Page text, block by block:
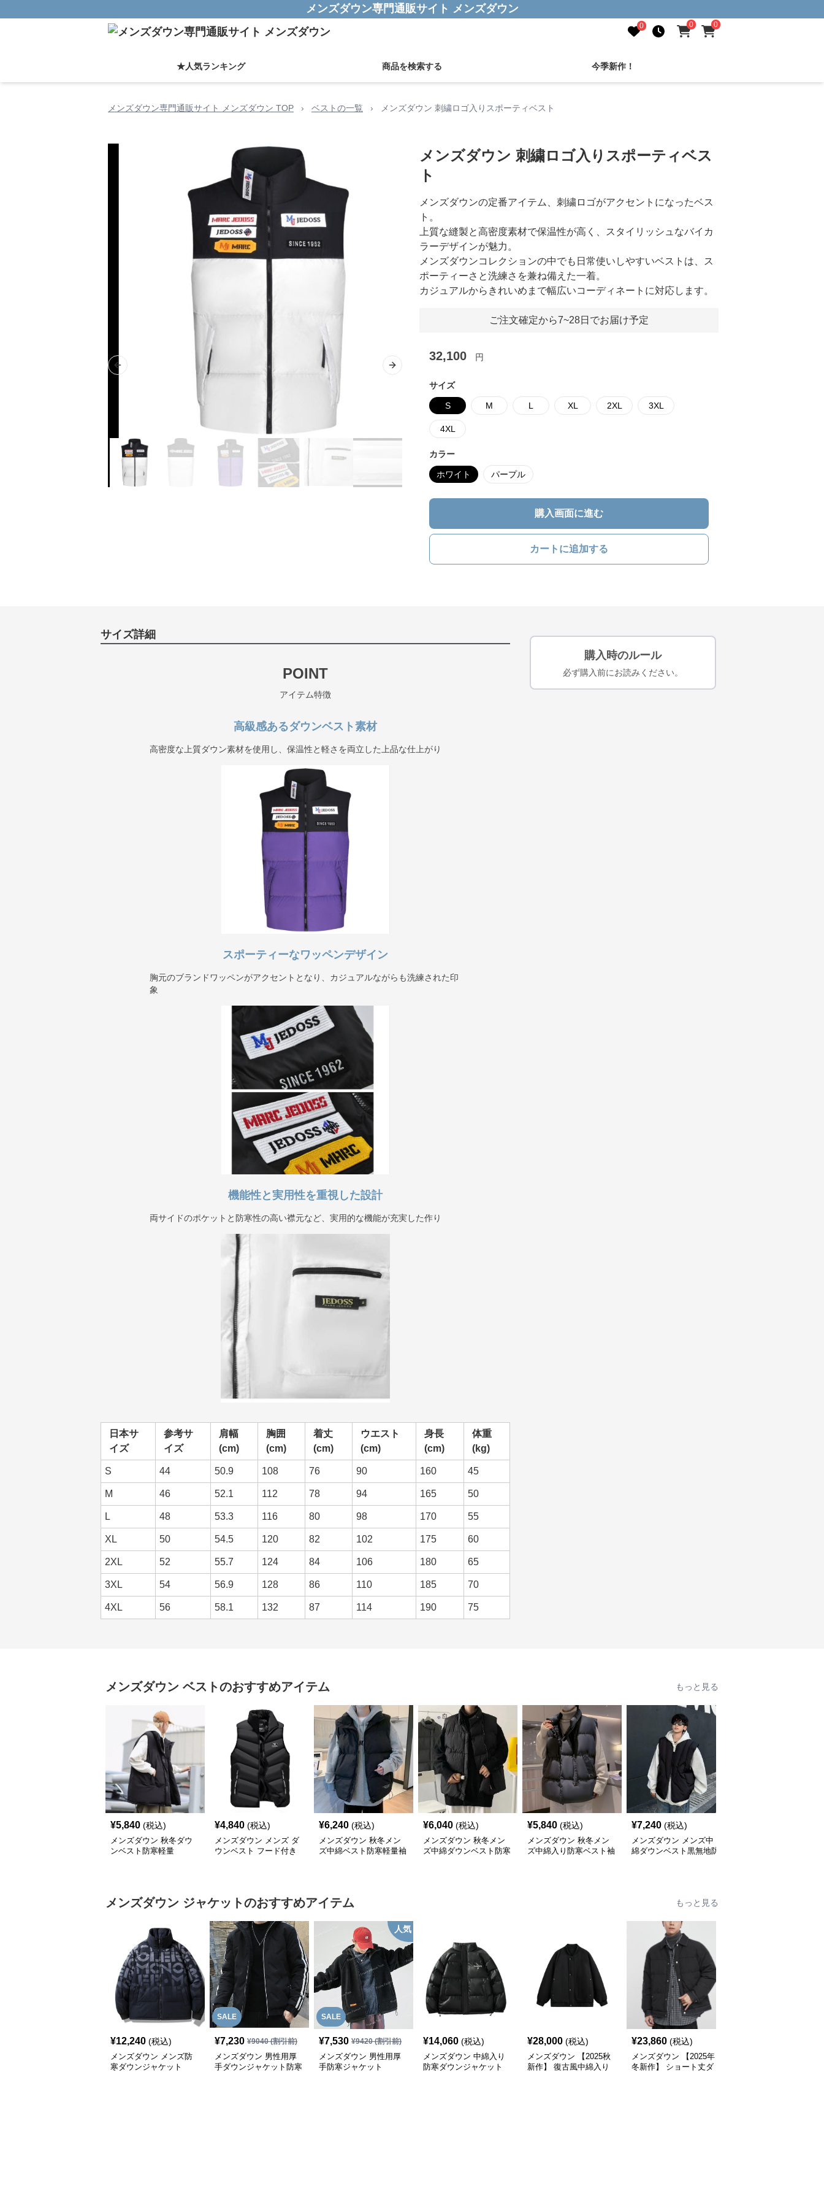
メンズダウン専門通販サイト メンズダウン
0 0 0
★人気ランキング 商品を検索する 今季新作！
メンズダウン専門通販サイト メンズダウン TOP › ベストの一覧 › メンズダウン 刺繍ロゴ入りスポーティベスト
Previous slide Next slide
メンズダウン 刺繍ロゴ入りスポーティベス
ト
メンズダウンの定番アイテム、刺繍ロゴがアクセントになったベス
ト。
上質な縫製と高密度素材で保温性が高く、スタイリッシュなバイカ
ラーデザインが魅力。
メンズダウンコレクションの中でも日常使いしやすいベストは、ス
ポーティーさと洗練さを兼ね備えた一着。
カジュアルからきれいめまで幅広いコーディネートに対応します。
ご注文確定から7~28日でお届け予定
32,100 円
サイズ
S M L XL 2XL 3XL
4XL
カラー
ホワイト パープル
購入画面に進む
カートに追加する
サイズ詳細
POINT
アイテム特徴
高級感あるダウンベスト素材
高密度な上質ダウン素材を使用し、保温性と軽さを両立した上品な仕上がり
スポーティーなワッペンデザイン
胸元のブランドワッペンがアクセントとなり、カジュアルながらも洗練された印
象
機能性と実用性を重視した設計
両サイドのポケットと防寒性の高い襟元など、実用的な機能が充実した作り
日本サ
イズ
参考サ
イズ
肩幅
(cm)
胸囲
(cm)
着丈
(cm)
ウエスト
(cm)
身長
(cm)
体重
(kg)
S 44 50.9 108 76 90 160 45
M 46 52.1 112 78 94 165 50
L 48 53.3 116 80 98 170 55
XL 50 54.5 120 82 102 175 60
2XL 52 55.7 124 84 106 180 65
3XL 54 56.9 128 86 110 185 70
4XL 56 58.1 132 87 114 190 75
購入時のルール
必ず購入前にお読みください。
メンズダウン ベストのおすすめアイテム もっと見る
¥5,840 (税込)
メンズダウン 秋冬ダウ
ンベスト防寒軽量
¥4,840 (税込)
メンズダウン メンズ ダ
ウンベスト フード付き
¥6,240 (税込)
メンズダウン 秋冬メン
ズ中綿ベスト防寒軽量袖
¥6,040 (税込)
メンズダウン 秋冬メン
ズ中綿ダウンベスト防寒
¥5,840 (税込)
メンズダウン 秋冬メン
ズ中綿入り防寒ベスト袖
¥7,240 (税込)
メンズダウン メンズ中
綿ダウンベスト黒無地防
メンズダウン ジャケットのおすすめアイテム もっと見る
¥12,240 (税込)
メンズダウン メンズ防
寒ダウンジャケット
SALE
¥7,230 ¥9040(割引前)
メンズダウン 男性用厚
手ダウンジャケット防寒
SALE
人気
¥7,530 ¥9420(割引前)
メンズダウン 男性用厚
手防寒ジャケット
¥14,060 (税込)
メンズダウン 中綿入り
防寒ダウンジャケット
¥28,000 (税込)
メンズダウン 【2025秋
新作】 復古風中綿入り
¥23,860 (税込)
メンズダウン 【2025年
冬新作】 ショート丈ダ